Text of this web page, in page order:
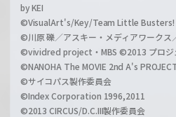
by KEI
©VisualArt's/Key/Team Little Busters!
©川原 礫／アスキー・メディアワークス
©vividred project・MBS ©2013 プロジ
©NANOHA The MOVIE 2nd A's
©サイコパス製作委員会
©Index Corporation 1996,2011
©2013 CIRCUS/D.C.III製作委員会